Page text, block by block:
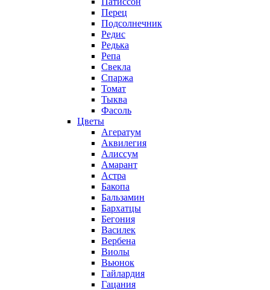
Перец
Подсолнечник
Редис
Редька
Репа
Свекла
Спаржа
Томат
Тыква
Фасоль
Цветы
Агератум
Аквилегия
Алиссум
Амарант
Астра
Бакопа
Бальзамин
Бархатцы
Бегония
Василек
Вербена
Виолы
Вьюнок
Гайлардия
Гацания